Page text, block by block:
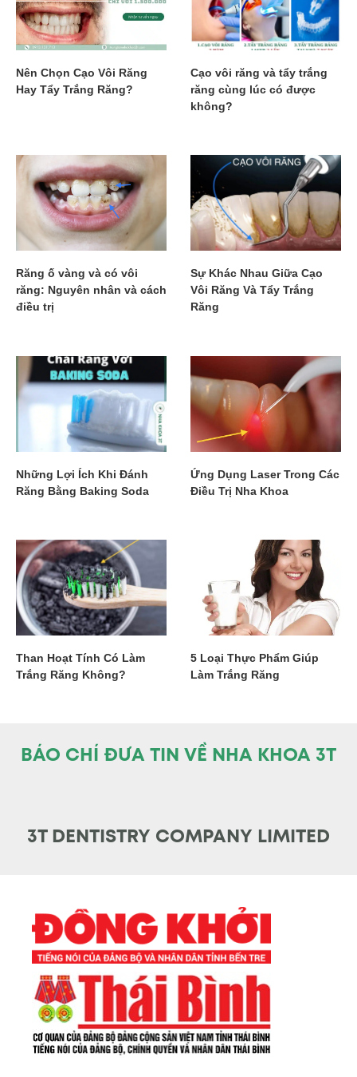
Nên Chọn Cạo Vôi Răng
Hay Tẩy Trắng Răng?
Cạo vôi răng và tẩy trắng
răng cùng lúc có được
không?
Răng ố vàng và có vôi
răng: Nguyên nhân và cách
điều trị
Sự Khác Nhau Giữa Cạo
Vôi Răng Và Tẩy Trắng
Răng
Những Lợi Ích Khi Đánh
Răng Bằng Baking Soda
Ứng Dụng Laser Trong Các
Điều Trị Nha Khoa
Than Hoạt Tính Có Làm
Trắng Răng Không?
5 Loại Thực Phẩm Giúp
Làm Trắng Răng
BÁO CHÍ ĐƯA TIN VỀ NHA KHOA 3T
3T DENTISTRY COMPANY LIMITED